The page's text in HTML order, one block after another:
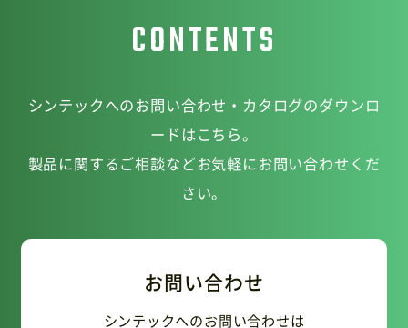
CONTENTS
シンテックへのお問い合わせ・カタログのダウンロ
ードはこちら。
製品に関するご相談などお気軽にお問い合わせくだ
さい。
お問い合わせ
シンテックへのお問い合わせは